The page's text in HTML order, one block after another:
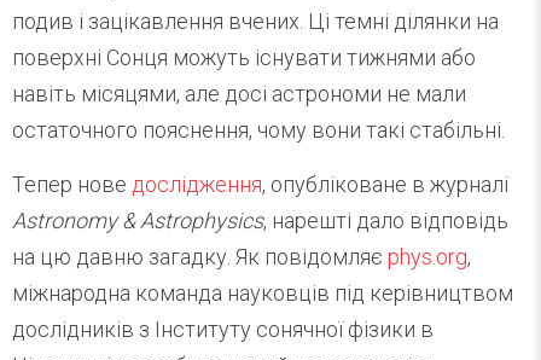
подив і зацікавлення вчених. Ці темні ділянки на
поверхні Сонця можуть існувати тижнями або
навіть місяцями, але досі астрономи не мали
остаточного пояснення, чому вони такі стабільні.
Тепер нове дослідження, опубліковане в журналі
Astronomy & Astrophysics, нарешті дало відповідь
на цю давню загадку. Як повідомляє phys.org,
міжнародна команда науковців під керівництвом
дослідників з Інституту сонячної фізики в